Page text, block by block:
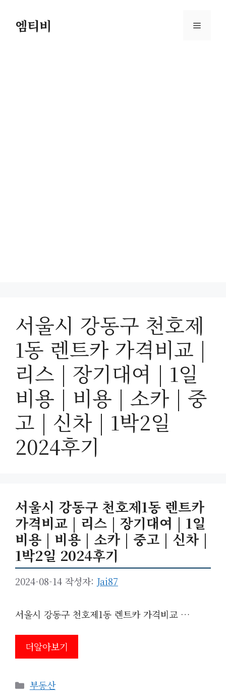
엠티비 메
서울시 강동구 천호제
1동 렌트카 가격비교 |
리스 | 장기대여 | 1일
비용 | 비용 | 소카 | 중
고 | 신차 | 1박2일
2024후기
서울시 강동구 천호제1동 렌트카
가격비교 | 리스 | 장기대여 | 1일
비용 | 비용 | 소카 | 중고 | 신차 |
1박2일 2024후기
2024-08-14 작성자: Jai87
서울시 강동구 천호제1동 렌트카 가격비교 …
더알아보기
카
부동산